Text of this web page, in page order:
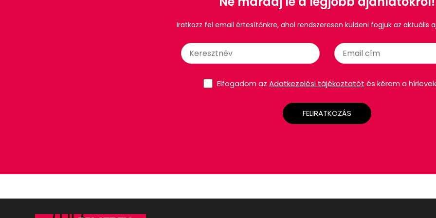
Iratkozz fel email értesítőnkre, ahol rendszeresen küldeni fogjuk az aktuális
Elfogadom az Adatkezelési tájékoztatót és kérem a
FELIRATKOZÁS